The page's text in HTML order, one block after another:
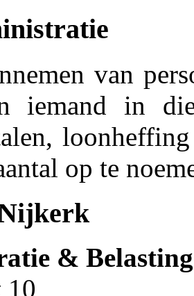
van
iemand in
op te
&
10